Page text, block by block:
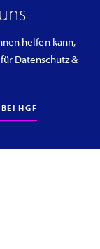
helfen kann,
Datenschutz &
HGF